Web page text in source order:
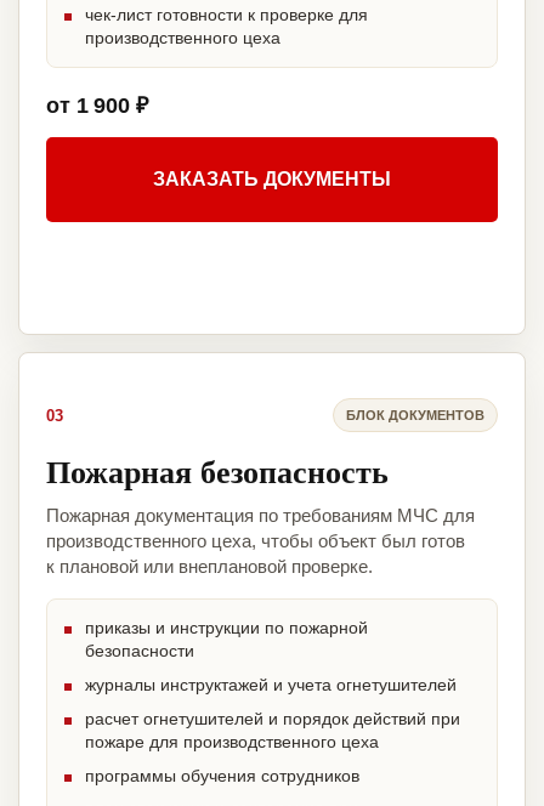
чек-лист готовности к проверке для
производственного цеха
от 1 900 ₽
ЗАКАЗАТЬ ДОКУМЕНТЫ
03 БЛОК ДОКУМЕНТОВ
Пожарная безопасность
Пожарная документация по требованиям МЧС для
производственного цеха, чтобы объект был готов
к плановой или внеплановой проверке.
приказы и инструкции по пожарной
безопасности
журналы инструктажей и учета огнетушителей
расчет огнетушителей и порядок действий при
пожаре для производственного цеха
программы обучения сотрудников